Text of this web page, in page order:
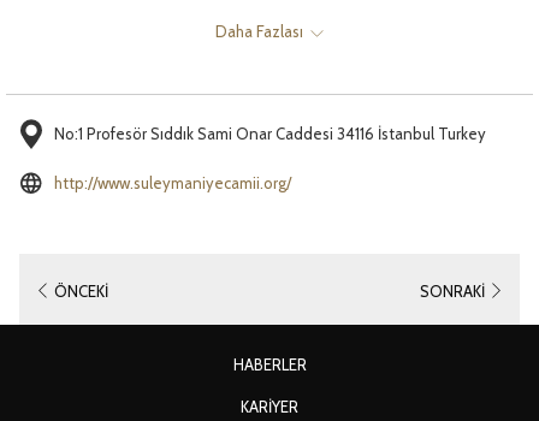
yapılmış ve bu toplanan isler yüksek kalitede mürekkep yapımında
Daha Fazlası
No:1 Profesör Sıddık Sami Onar Caddesi 34116 İstanbul Turkey
http://www.suleymaniyecamii.org/Yeni
ÖNCEKI SONRAKI
HABERLER
KARIYER